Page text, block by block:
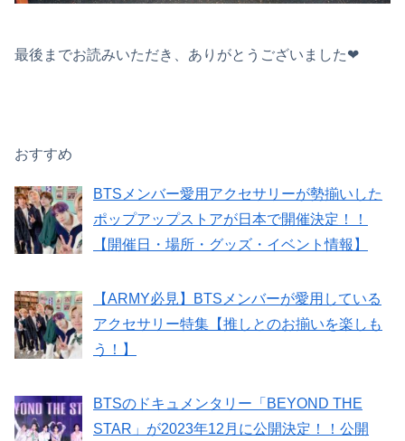
最後までお読みいただき、ありがとうございました❤︎
おすすめ
BTSメンバー愛用アクセサリーが勢揃いした
ポップアップストアが日本で開催決定！！
【開催日・場所・グッズ・イベント情報】
【ARMY必見】BTSメンバーが愛用している
アクセサリー特集【推しとのお揃いを楽しも
う！】
BTSのドキュメンタリー「BEYOND THE
STAR」が2023年12月に公開決定！！公開